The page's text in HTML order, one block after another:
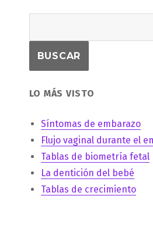
LO MÁS VISTO
Síntomas de embarazo
Flujo vaginal durante el
Tablas de biometría fetal
La dentición del bebé
Tablas de crecimiento